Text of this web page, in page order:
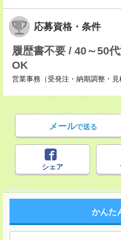
応募資格・条件
履歴書不要 / 40～50
OK
営業事務（受発注・納期調整・
メールで送る
シェア
かんた